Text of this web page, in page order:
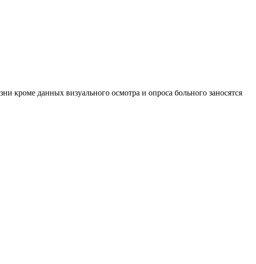
кроме данных визуального осмотра и опроса больного заносятся